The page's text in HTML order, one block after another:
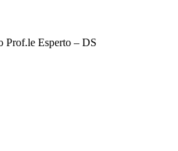
Prof.le Esperto – DS